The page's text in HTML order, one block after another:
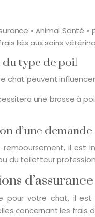
« Animal
liés aux soins
du type de poil
chat peuvent
une brosse à
d’une
remboursement, il
du toiletteur
pour votre chat, il
concernant les frais